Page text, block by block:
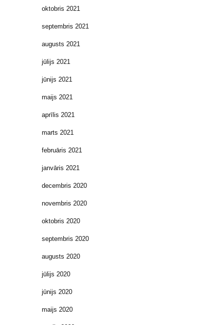
oktobris 2021
septembris 2021
augusts 2021
jūlijs 2021
jūnijs 2021
maijs 2021
aprīlis 2021
marts 2021
februāris 2021
janvāris 2021
decembris 2020
novembris 2020
oktobris 2020
septembris 2020
augusts 2020
jūlijs 2020
jūnijs 2020
maijs 2020